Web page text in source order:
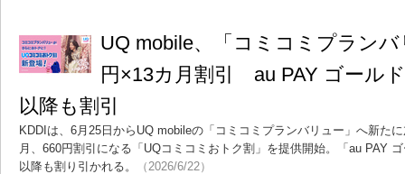
UQ mobile、「コミコミプラン
円×13カ月割引 au PAY ゴール
以降も割引
KDDIは、6月25日からUQ mobileの「コミコミプランバリュー」へ新た
月、660円割引になる「UQコミコミおトク割」を提供開始。「au PAY
以降も割り引かれる。
（2026/6/22）